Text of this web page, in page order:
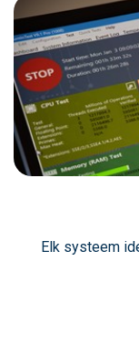
Elk systeem